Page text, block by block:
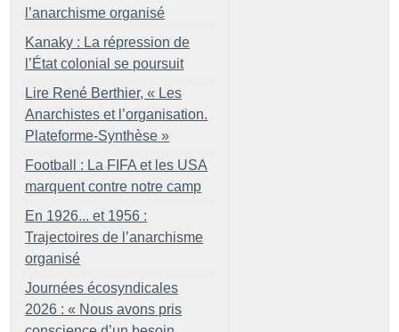
l’anarchisme organisé
Kanaky : La répression de
l’État colonial se poursuit
Lire René Berthier, « Les
Anarchistes et l’organisation.
Plateforme-Synthèse »
Football : La FIFA et les USA
marquent contre notre camp
En 1926... et 1956 :
Trajectoires de l’anarchisme
organisé
Journées écosyndicales
2026 : « Nous avons pris